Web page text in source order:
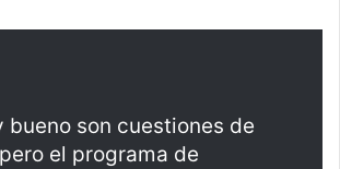
bueno son cuestiones de
el programa de